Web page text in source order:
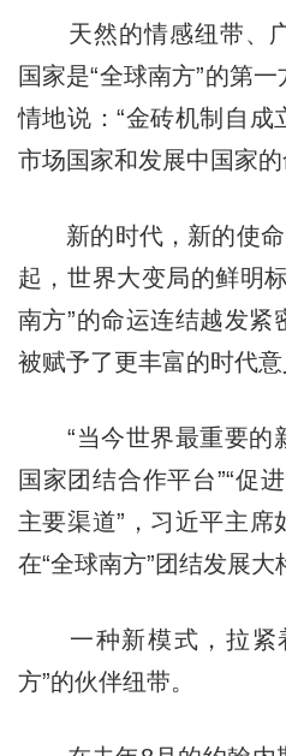
天然的情感纽带、广
国家是“全球南方”的第
情地说：“金砖机制自
市场国家和发展中国家
新的时代，新的使命
起，世界大变局的鲜明
南方”的命运连结越发紧
被赋予了更丰富的时代意
“当今世界最重要的
国家团结合作平台”“促
主要渠道”，习近平主席
在“全球南方”团结发展大
一种新模式，拉紧
方”的伙伴纽带。